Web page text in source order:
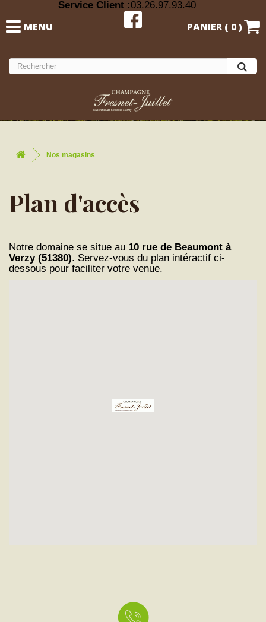
Service Client :03.26.97.93.40
MENU PANIER ( 0)
Nos magasins
Plan d'accès
Notre domaine se situe au 10 rue de Beaumont à
Verzy (51380). Servez-vous du plan intéractif ci-
dessous pour faciliter votre venue.